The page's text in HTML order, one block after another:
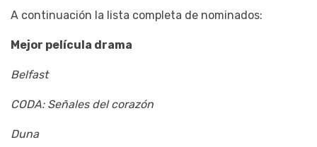
A continuación la lista completa de nominados:
Mejor película drama
Belfast
CODA: Señales del corazón
Duna